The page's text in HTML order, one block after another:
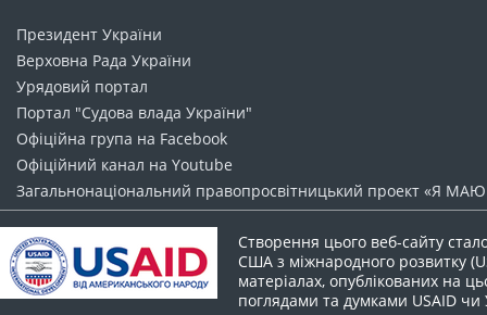
Президент України
Верховна Рада України
Урядовий портал
Портал "Судова влада України"
Офіційна група на Facebook
Офіційний канал на Youtube
Загальнонаціональний право​просвітницький проект «Я
Створення цього веб-сайту
США з міжнародного розвитку
матеріалах, опублікованих на
поглядами та думками USAID